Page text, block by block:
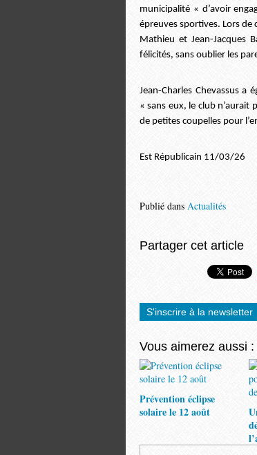
municipalité « d’avoir
épreuves sportives. Lors de
Mathieu et Jean-Jacques
félicités, sans oublier les
Jean-Charles Chevassus a
« sans eux, le club n’aurait
de petites coupelles pour
Est Républicain 11/03/26
Publié dans Actualités
Partager cet article
S'inscrire à la newsletter
Vous aimerez aussi :
Prévention éclipse
solaire le 12 août